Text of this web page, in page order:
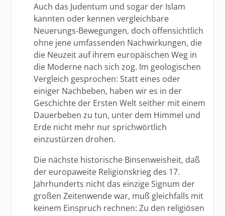
Auch das Judentum und sogar der Islam
kannten oder kennen vergleichbare
Neuerungs-Bewegungen, doch offensichtlich
ohne jene umfassenden Nachwirkungen, die
die Neuzeit auf ihrem europäischen Weg in
die Moderne nach sich zog. Im geologischen
Vergleich gesprochen: Statt eines oder
einiger Nachbeben, haben wir es in der
Geschichte der Ersten Welt seither mit einem
Dauerbeben zu tun, unter dem Himmel und
Erde nicht mehr nur sprichwörtlich
einzustürzen drohen.
Die nächste historische Binsenweisheit, daß
der europaweite Religionskrieg des 17.
Jahrhunderts nicht das einzige Signum der
großen Zeitenwende war, muß gleichfalls mit
keinem Einspruch rechnen: Zu den religiösen